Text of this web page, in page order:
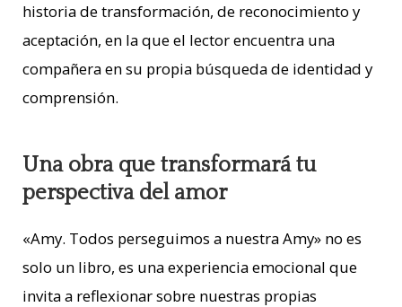
historia de transformación, de reconocimiento y
aceptación, en la que el lector encuentra una
compañera en su propia búsqueda de identidad y
comprensión.
Una obra que transformará tu
perspectiva del amor
«Amy. Todos perseguimos a nuestra Amy» no es
solo un libro, es una experiencia emocional que
invita a reflexionar sobre nuestras propias